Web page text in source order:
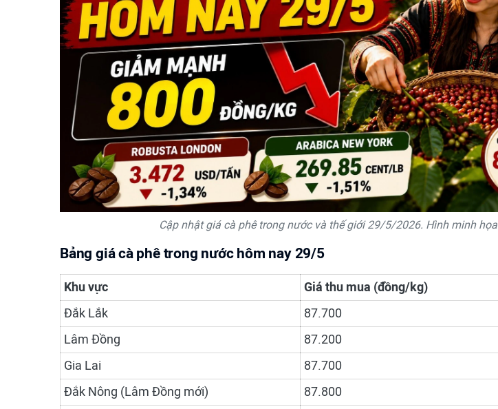
Cập nhật giá cà phê trong nước và thế giới 29/5/2026. Hình minh họa
Bảng giá cà phê trong nước hôm nay 29/5
Khu vực Giá thu mua (đồng/kg)
Đắk Lắk
87.700
Lâm Đồng
87.200
Gia Lai
87.700
Đắk Nông (Lâm Đồng mới)
87.800